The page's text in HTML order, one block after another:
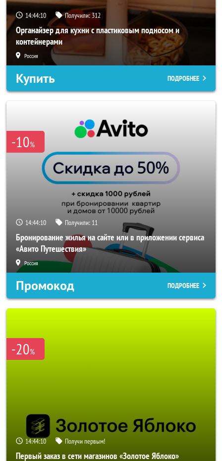
14:44:08 Получили:312
Органайзер для кухни с пластиковым подносом и
контейнерами
Россия
Купить ПОДРОБНЕЕ
-10%
14:44:08 Получили: 11
Бронирование жилья на сайте или в приложении сервиса
«Авито Путешествия»
Россия
Промокод ПОДРОБНЕЕ
-20%
14:44:08 Получи первым!
Первый заказ в сети магазинов «Золотое Яблоко»